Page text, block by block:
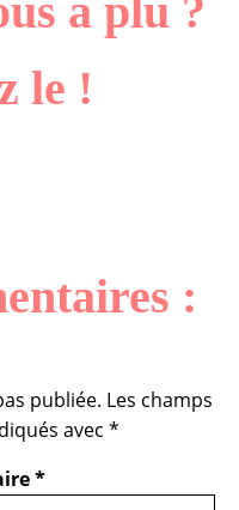
a plu ?
le !
:
publiée. Les champs
avec *
*